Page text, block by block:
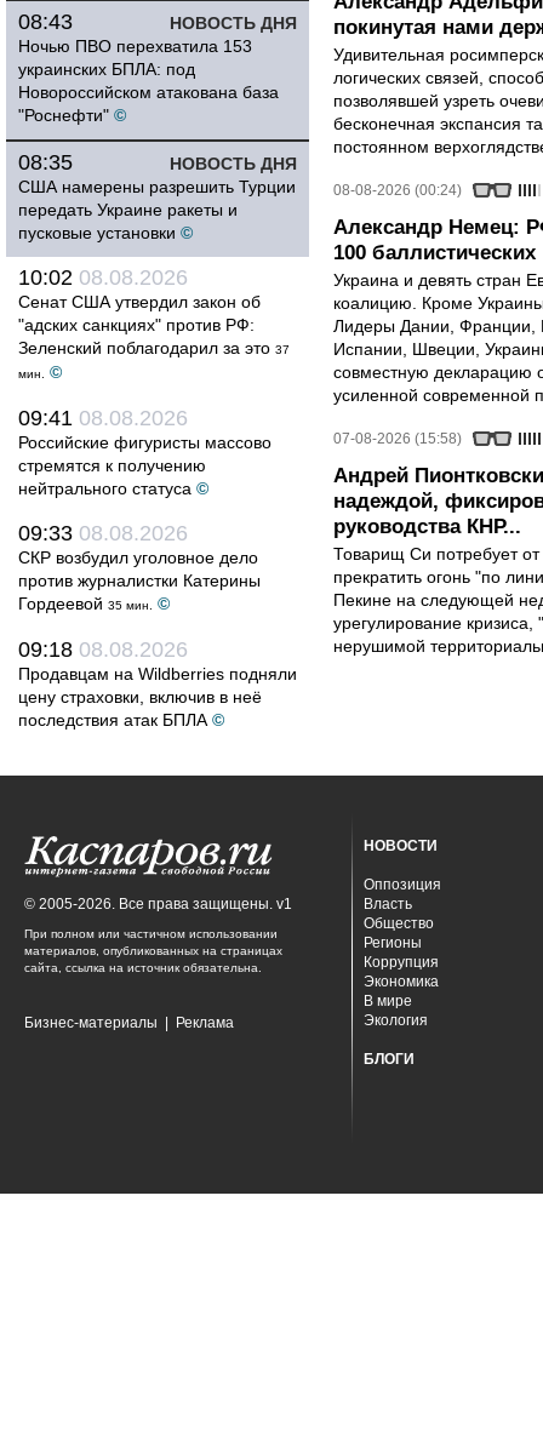
НОВОСТЬ ДНЯ
08:43
Ночью ПВО перехватила 153
украинских БПЛА: под
Новороссийском атакована база
"Роснефти" ©
НОВОСТЬ ДНЯ
08:35
США намерены разрешить Турции
передать Украине ракеты и
пусковые установки ©
10:02 08.08.2026
Сенат США утвердил закон об
"адских санкциях" против РФ:
Зеленский поблагодарил за это 37
мин.
©
09:41 08.08.2026
Российские фигуристы массово
стремятся к получению
нейтрального статуса ©
09:33 08.08.2026
СКР возбудил уголовное дело
против журналистки Катерины
Гордеевой 35 мин. ©
09:18 08.08.2026
Продавцам на Wildberries подняли
цену страховки, включив в неё
последствия атак БПЛА ©
покинутая нами
Удивительная
логических связей,
позволявшей узреть
бесконечная экспансия
постоянном
08-08-2026 (00:24)
Александр Немец:
100 баллистических
Украина и девять стран
коалицию. Кроме
Лидеры Дании, Франции,
Испании, Швеции,
совместную декларацию
усиленной современной
07-08-2026 (15:58)
Андрей
надеждой,
руководства КНР...
Товарищ Си потребует
прекратить огонь "по
Пекине на следующей
урегулирование
нерушимой
© 2005-2026. Все права защищены. v1
При полном или частичном использовании
материалов, опубликованных на страницах
сайта, ссылка на источник обязательна.
Бизнес-материалы Реклама
НОВОСТИ
Оппозиция
Власть
Общество
Регионы
Коррупция
Экономика
В мире
Экология
БЛОГИ